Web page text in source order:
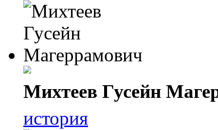
Михтеев Гусейн
история